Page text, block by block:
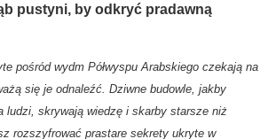
pustyni, by odkryć pradawną
pośród wydm Półwyspu Arabskiego czekają na
się je odnaleźć. Dziwne budowle, jakby
ludzi, skrywają wiedzę i skarby starsze niż
rozszyfrować prastare sekrety ukryte w